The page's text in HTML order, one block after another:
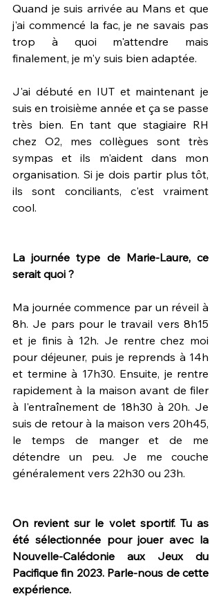
Quand je suis arrivée au Mans et que
j'ai commencé la fac, je ne savais pas
trop à quoi m'attendre mais
finalement, je m'y suis bien adaptée.
J'ai débuté en IUT et maintenant je
suis en troisième année et ça se passe
très bien. En tant que stagiaire RH
chez O2, mes collègues sont très
sympas et ils m'aident dans mon
organisation. Si je dois partir plus tôt,
ils sont conciliants, c'est vraiment
cool.
La journée type de Marie-Laure, ce
serait quoi ?
Ma journée commence par un réveil à
8h. Je pars pour le travail vers 8h15
et je finis à 12h. Je rentre chez moi
pour déjeuner, puis je reprends à 14h
et termine à 17h30. Ensuite, je rentre
rapidement à la maison avant de filer
à l'entraînement de 18h30 à 20h. Je
suis de retour à la maison vers 20h45,
le temps de manger et de me
détendre un peu. Je me couche
généralement vers 22h30 ou 23h.
On revient sur le volet sportif. Tu as
été sélectionnée pour jouer avec la
Nouvelle-Calédonie aux Jeux du
Pacifique fin 2023. Parle-nous de cette
expérience.